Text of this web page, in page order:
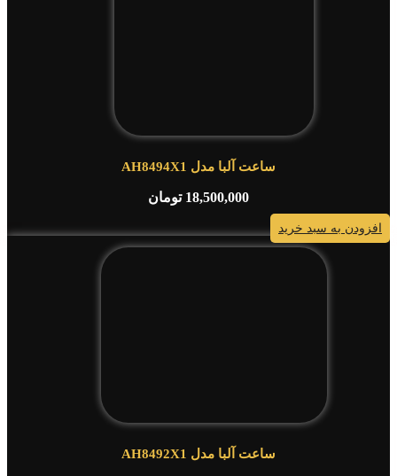
ساعت آلبا مدل AH8494X1
18,500,000 تومان
افزودن به سبد خرید
ساعت آلبا مدل AH8492X1